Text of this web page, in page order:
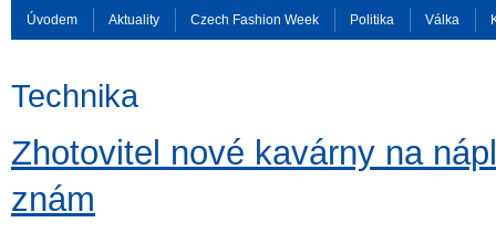
Úvodem Aktuality Czech Fashion Week Politika Válka
Technika
Zhotovitel nové kavárny na
znám